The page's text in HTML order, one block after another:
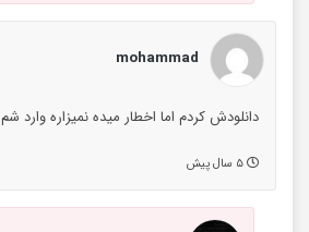
mohammad
دانلودش کردم اما اخطار میده نمیزاره وارد شم